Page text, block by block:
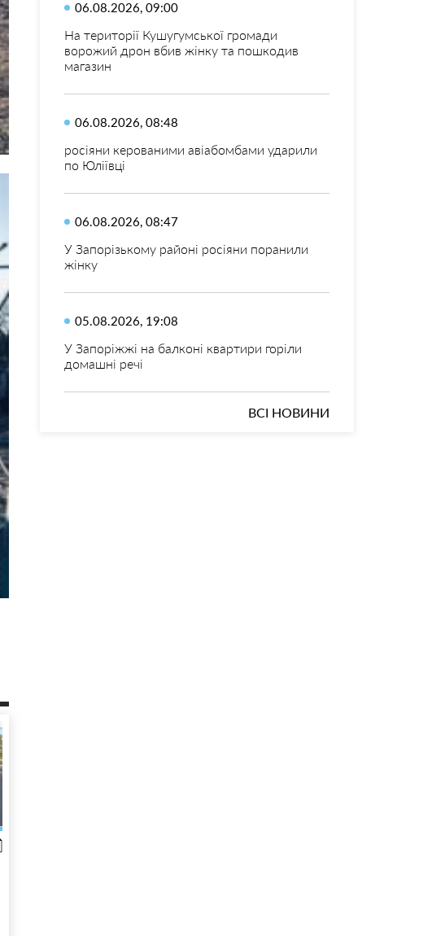
06.08.2026, 09:00
На території Кушугумської громади
ворожий дрон вбив жінку та пошкодив
магазин
06.08.2026, 08:48
росіяни керованими авіабомбами ударили
по Юліївці
06.08.2026, 08:47
У Запорізькому районі росіяни поранили
жінку
05.08.2026, 19:08
У Запоріжжі на балконі квартири горіли
домашні речі
ВСІ НОВИНИ